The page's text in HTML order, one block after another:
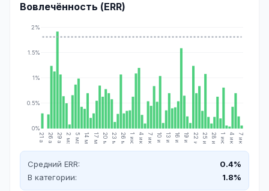
Вовлечённость (ERR)
21 апр. 26 апр. 29 апр. 2 мая 5 мая 14 мая 17 мая 20 мая 23 мая 26 мая 1 июн. 4 июн. 7 июн. 10 июн. 13 июн. 16 июн. 19 июн. 22 июн. 25 июн. 28 июн. 1 июл. 4 июл. 7 июл.
0%
0.5%
1%
1.5%
2%
Средний ERR:
0.4%
В категории:
1.8%